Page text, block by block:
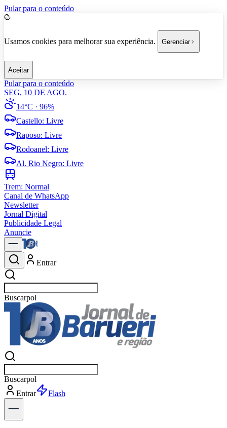
Pular para o conteúdo
Usamos cookies para melhorar sua experiência. Gerenciar
Aceitar
Pular para o conteúdo
SEG, 10 DE AGO.
14°C · 96%
Castello: Livre
Raposo: Livre
Rodoanel: Livre
Al. Rio Negro: Livre
Trem: Normal
Canal de WhatsApp
Newsletter
Jornal Digital
Publicidade Legal
Anuncie
Entrar
Buscar
Buscar
Entrar
Explorar